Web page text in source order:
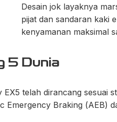
Desain jok layaknya
pijat dan sandaran kaki
kenyamanan maksimal
5 Dunia
telah dirancang
Braking (AEB)